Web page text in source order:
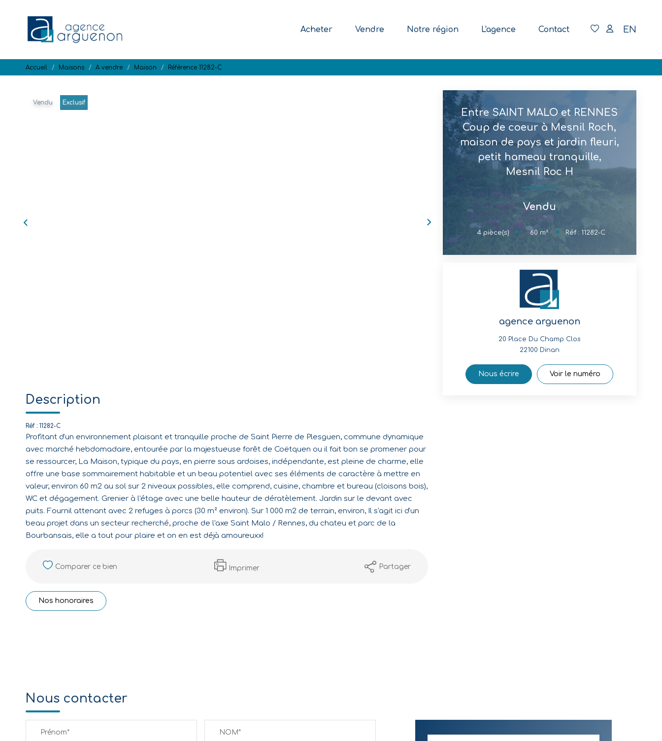
Acheter Vendre Notre région L'agence Contact EN
Accueil Maisons A vendre Maison Référence 11282-C
Vendu Exclusif
Description
Réf : 11282-C
Profitant d'un environnement plaisant et tranquille proche de Saint Pierre de Plesguen, commune dynamique
avec marché hebdomadaire, entourée par la majestueuse forêt de Coëtquen ou il fait bon se promener pour
se ressourcer, La Maison, typique du pays, en pierre sous ardoises, indépendante, est pleine de charme, elle
offre une base sommairement habitable et un beau potentiel avec ses éléments de caractère à mettre en
valeur, environ 60 m2 au sol sur 2 niveaux possibles, elle comprend, cuisine, chambre et bureau (cloisons bois),
WC et dégagement. Grenier à l'étage avec une belle hauteur de dératèlement. Jardin sur le devant avec
puits. Fournil attenant avec 2 refuges à porcs (30 m² environ). Sur 1 000 m2 de terrain, environ, Il s'agit ici d'un
beau projet dans un secteur recherché, proche de l'axe Saint Malo / Rennes, du chateu et parc de la
Bourbansais, elle a tout pour plaire et on en est déjà amoureuxx!
Comparer ce bien Imprimer Partager
Nos honoraires
Entre SAINT MALO et RENNES
Coup de coeur à Mesnil Roch,
maison de pays et jardin fleuri,
petit hameau tranquille,
Mesnil Roc H
Vendu
4 pièce(s) 60 m² Réf : 11282-C
agence arguenon
20 Place Du Champ Clos
22100 Dinan
Nous écrire Voir le numéro
Nous contacter
Prénom* NOM*